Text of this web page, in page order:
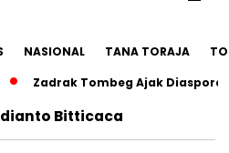
NASIONAL TANA TORAJA
Zadrak Tombeg Ajak Diaspora
Bitticaca